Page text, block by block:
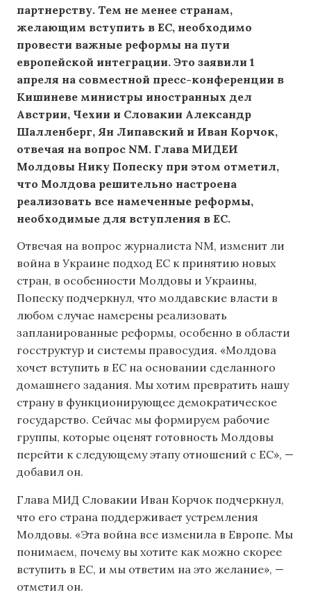
партнерству. Тем не менее странам,
желающим вступить в ЕС, необходимо
провести важные реформы на пути
европейской интеграции. Это заявили 1
апреля на совместной пресс-конференции в
Кишиневе министры иностранных дел
Австрии, Чехии и Словакии Александр
Шалленберг, Ян Липавский и Иван Корчок,
отвечая на вопрос NM. Глава МИДЕИ
Молдовы Нику Попеску при этом отметил,
что Молдова решительно настроена
реализовать все намеченные реформы,
необходимые для вступления в ЕС.
Отвечая на вопрос журналиста NM, изменит ли
война в Украине подход ЕС к принятию новых
стран, в особенности Молдовы и Украины,
Попеску подчеркнул, что молдавские власти в
любом случае намерены реализовать
запланированные реформы, особенно в области
госструктур и системы правосудия. «Молдова
хочет вступить в ЕС на основании сделанного
домашнего задания. Мы хотим превратить нашу
страну в функционирующее демократическое
государство. Сейчас мы формируем рабочие
группы, которые оценят готовность Молдовы
перейти к следующему этапу отношений с ЕС», —
добавил он.
Глава МИД Словакии Иван Корчок подчеркнул,
что его страна поддерживает устремления
Молдовы. «Эта война все изменила в Европе. Мы
понимаем, почему вы хотите как можно скорее
вступить в ЕС, и мы ответим на это желание», —
отметил он.